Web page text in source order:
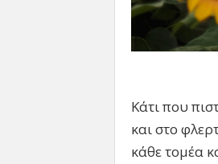
Κάτι που
και στο
κάθε τομέα